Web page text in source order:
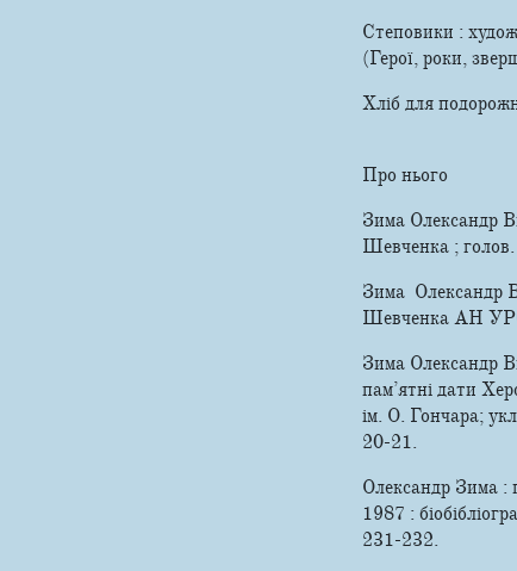
Степовики :
(Герої, роки,
Хліб для
Про нього
Зима Олександр
Шевченка ;
Зима Олександр
Шевченка АН
Зима Олександр
пам’ятні дати
ім. О. Гончара;
20-21.
Олександр Зима :
1987 :
231-232.